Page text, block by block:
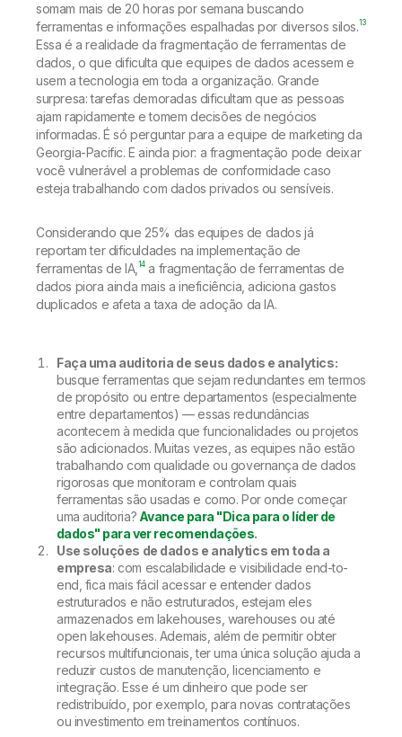
somam mais de 20 horas por semana buscando
ferramentas e informações espalhadas por diversos silos.13
Essa é a realidade da fragmentação de ferramentas de
dados, o que dificulta que equipes de dados acessem e
usem a tecnologia em toda a organização. Grande
surpresa: tarefas demoradas dificultam que as pessoas
ajam rapidamente e tomem decisões de negócios
informadas. É só perguntar para a equipe de marketing da
Georgia-Pacific. E ainda pior: a fragmentação pode deixar
você vulnerável a problemas de conformidade caso
esteja trabalhando com dados privados ou sensíveis.
Considerando que 25% das equipes de dados já
reportam ter dificuldades na implementação de
ferramentas de IA, 14a fragmentação de ferramentas de
dados piora ainda mais a ineficiência, adiciona gastos
duplicados e afeta a taxa de adoção da IA.
Faça uma auditoria de seus dados e analytics:
busque ferramentas que sejam redundantes em termos
de propósito ou entre departamentos (especialmente
entre departamentos) — essas redundâncias
acontecem à medida que funcionalidades ou projetos
são adicionados. Muitas vezes, as equipes não estão
trabalhando com qualidade ou governança de dados
rigorosas que monitoram e controlam quais
ferramentas são usadas e como. Por onde começar
uma auditoria? Avance para "Dica para o líder de
dados" para ver recomendações.
Use soluções de dados e analytics em toda a
empresa: com escalabilidade e visibilidade end-to-
end, fica mais fácil acessar e entender dados
estruturados e não estruturados, estejam eles
armazenados em lakehouses, warehouses ou até
open lakehouses. Ademais, além de permitir obter
recursos multifuncionais, ter uma única solução ajuda a
reduzir custos de manutenção, licenciamento e
integração. Esse é um dinheiro que pode ser
redistribuído, por exemplo, para novas contratações
ou investimento em treinamentos contínuos.